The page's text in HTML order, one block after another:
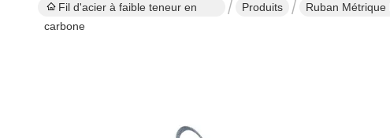
Fil d'acier à faible teneur en
carbone
Produits Ruban Métrique